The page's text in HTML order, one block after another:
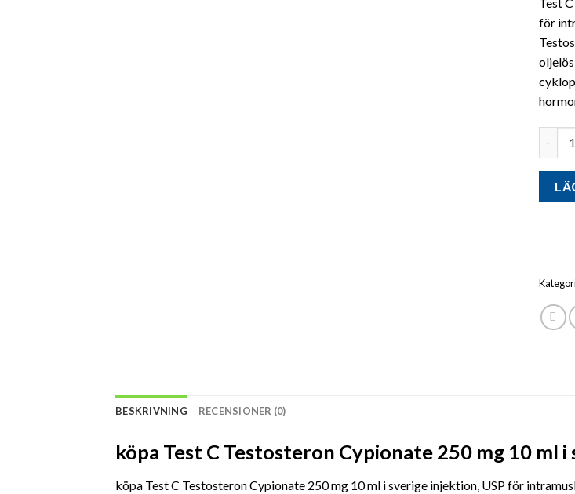
för
BESKRIVNING RECENSIONER (0)
köpa Test C Testosteron Cypionate 250 mg 10 ml i
köpa Test C Testosteron Cypionate 250 mg 10 ml i sverige injektion, USP för